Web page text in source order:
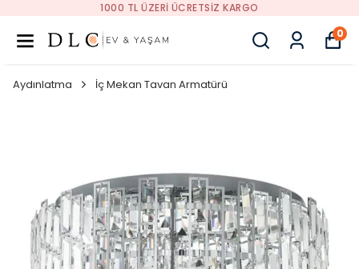
1000 TL ÜZERI ÜCRETSIZ KARGO
0
Aydınlatma İç Mekan Tavan Armatürü